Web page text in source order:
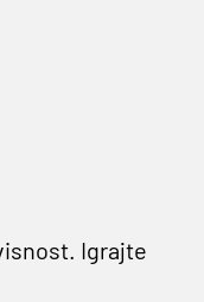
Igrajte